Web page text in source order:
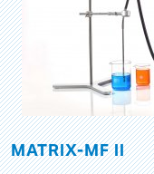
MATRIX-MF II